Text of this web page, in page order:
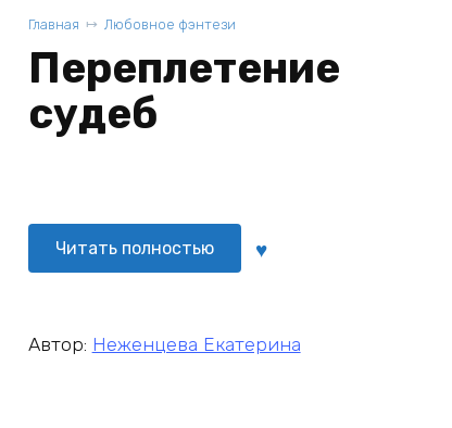
Главная Любовное фэнтези
Переплетение
судеб
Читать полностью
Автор: Неженцева Екатерина